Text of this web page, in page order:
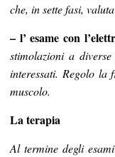
che, in sette fasi,
– l’ esame con
stimolazioni a
interessati. Regolo la
muscolo.
La terapia
Al termine degli